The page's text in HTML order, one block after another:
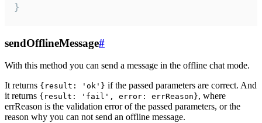
}
sendOfflineMessage#
With this method you can send a message in the offline chat mode.
It returns {result: 'ok'} if the passed parameters are correct. And
it returns {result: 'fail', error: errReason}, where
errReason is the validation error of the passed parameters, or the
reason why you can not send an offline message.